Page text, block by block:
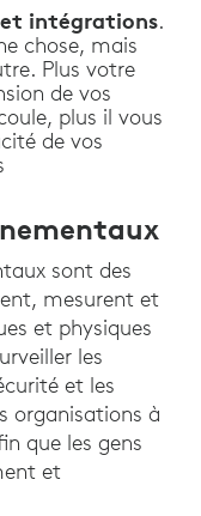
intégrations.
chose, mais
Plus votre
de vos
plus il vous
de vos
sont des
mesurent et
et physiques
les
et les
organisations à
que les gens
et